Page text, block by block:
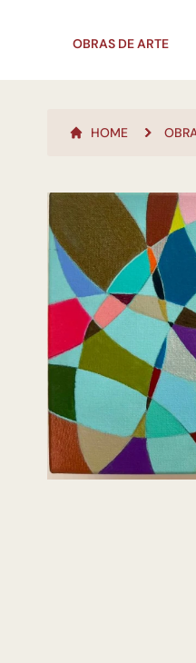
OBRAS DE ARTE
HOME